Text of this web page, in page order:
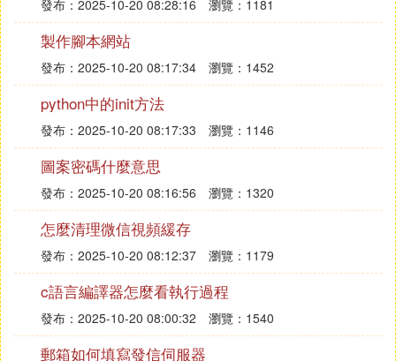
throws FileNotFoundException, IOException {
List<String[]> result = new ArrayList<String[]>();
int rowSize = 0;
BufferedInputStream in = new BufferedInputStream
(new FileInputStream(
file));
// 打開HSSFWorkbook
POIFSFileSystem fs = new POIFSFileSystem(in);
HSSFWorkbook wb = new HSSFWorkbook(fs);
HSSFCell cell = null;
for (int sheetIndex = 0; sheetIndex < wb.getNumber
OfSheets(); sheetIndex++) {
HSSFSheet st = wb.getSheetAt(sheetIndex);
// 第一行為標題，不取
for (int rowIndex = ignoreRows; rowIndex <= st.getL
astRowNum(); rowIndex++) {
發布：2025-10-20 08:28:16 瀏覽：1181
製作腳本網站
發布：2025-10-20 08:17:34 瀏覽：1452
python中的init方法
發布：2025-10-20 08:17:33 瀏覽：1146
圖案密碼什麼意思
發布：2025-10-20 08:16:56 瀏覽：1320
怎麼清理微信視頻緩存
發布：2025-10-20 08:12:37 瀏覽：1179
c語言編譯器怎麼看執行過程
發布：2025-10-20 08:00:32 瀏覽：1540
郵箱如何填寫發信伺服器